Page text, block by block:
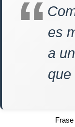
es
a
que
Frase